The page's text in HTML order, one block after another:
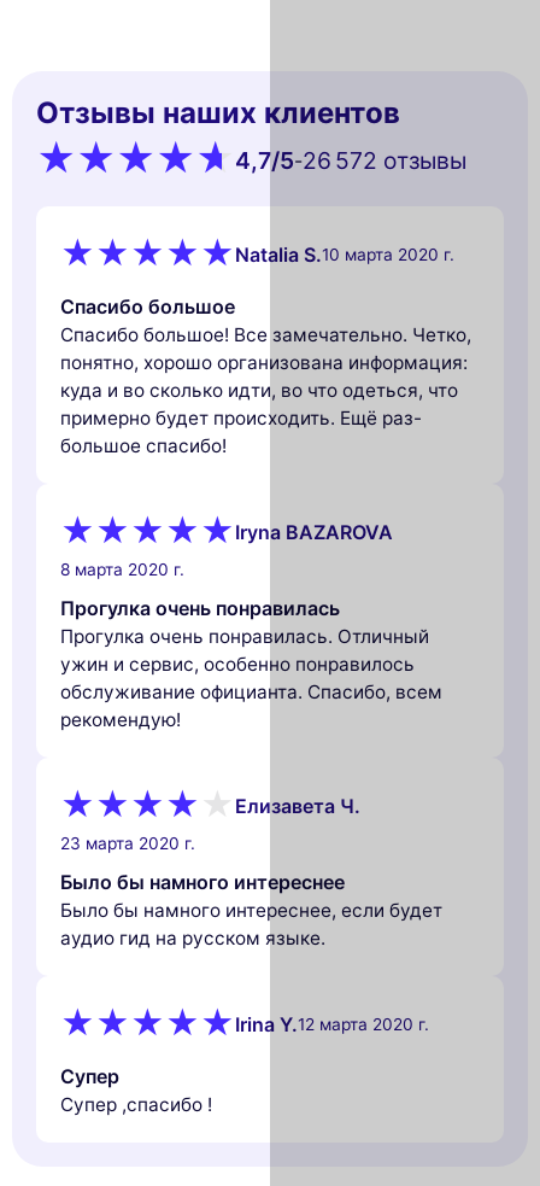
Отзывы наших клиентов
4,7/5-26 572 oтзывы
Natalia S.10 марта 2020 г.
Спасибо большое
Спасибо большое! Все замечательно. Четко,
понятно, хорошо организована информация:
куда и во сколько идти, во что одеться, что
примерно будет происходить. Ещё раз-
большое спасибо!
Iryna BAZAROVA
8 марта 2020 г.
Прогулка очень понравилась
Прогулка очень понравилась. Отличный
ужин и сервис, особенно понравилось
обслуживание официанта. Спасибо, всем
рекомендую!
Елизавета Ч.
23 марта 2020 г.
Было бы намного интереснее
Было бы намного интереснее, если будет
аудио гид на русском языке.
Irina Y.12 марта 2020 г.
Супер
Супер ,спасибо !